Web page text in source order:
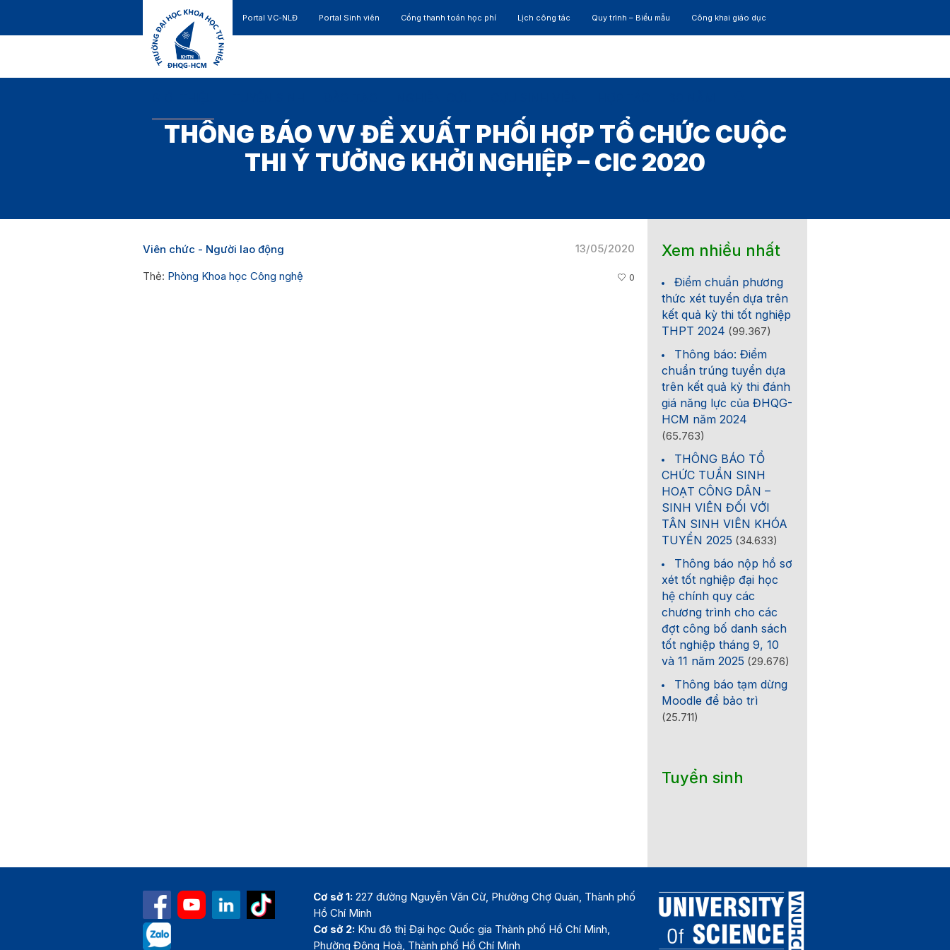
Portal VC-NLĐ Portal Sinh viên Cổng thanh toán học phí Lịch công tác Quy trình – Biểu mẫu Công khai giáo dục
THÔNG BÁO VV ĐỀ XUẤT PHỐI HỢP TỔ CHỨC CUỘC
THI Ý TƯỞNG KHỞI NGHIỆP – CIC 2020
13/05/2020
Viên chức - Người lao động
Thẻ: Phòng Khoa học Công nghệ 0
Xem nhiều nhất
Điểm chuẩn phương
thức xét tuyển dựa trên
kết quả kỳ thi tốt nghiệp
THPT 2024 (99.367)
Thông báo: Điểm
chuẩn trúng tuyển dựa
trên kết quả kỳ thi đánh
giá năng lực của ĐHQG-
HCM năm 2024
(65.763)
THÔNG BÁO TỔ
CHỨC TUẦN SINH
HOẠT CÔNG DÂN –
SINH VIÊN ĐỐI VỚI
TÂN SINH VIÊN KHÓA
TUYỂN 2025 (34.633)
Thông báo nộp hồ sơ
xét tốt nghiệp đại học
hệ chính quy các
chương trình cho các
đợt công bố danh sách
tốt nghiệp tháng 9, 10
và 11 năm 2025 (29.676)
Thông báo tạm dừng
Moodle để bảo trì
(25.711)
Tuyển sinh
Cơ sở 1: 227 đường Nguyễn Văn Cừ, Phường Chợ Quán, Thành phố
Hồ Chí Minh
Cơ sở 2: Khu đô thị Đại học Quốc gia Thành phố Hồ Chí Minh,
Phường Đông Hoà, Thành phố Hồ Chí Minh